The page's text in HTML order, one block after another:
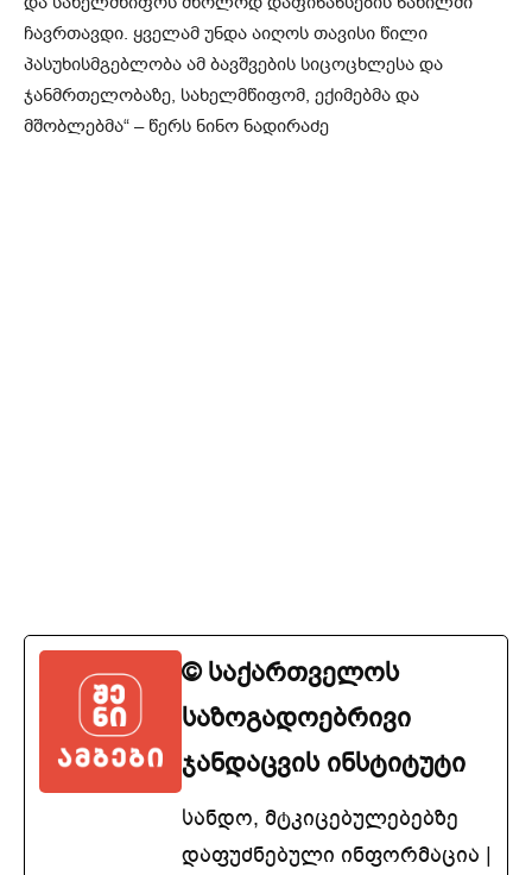
ჩავრთავდი. ყველამ უნდა აიღოს თავისი წილი
პასუხისმგებლობა ამ ბავშვების სიცოცხლესა და
ჯანმრთელობაზე, სახელმწიფომ, ექიმებმა და
მშობლებმა“ – წერს ნინო ნადირაძე
© საქართველოს
საზოგადოებრივი
ჯანდაცვის ინსტიტუტი
სანდო, მტკიცებულებებზე
დაფუძნებული ინფორმაცია |